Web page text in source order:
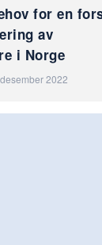
for en
av
i Norge
2022